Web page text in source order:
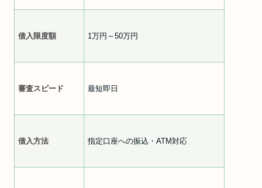
借入限度額 1万円～50万円
審査スピード 最短即日
借入方法 指定口座への振込・ATM対応